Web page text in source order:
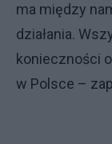
ma między
działania.
konieczności
w Polsce –